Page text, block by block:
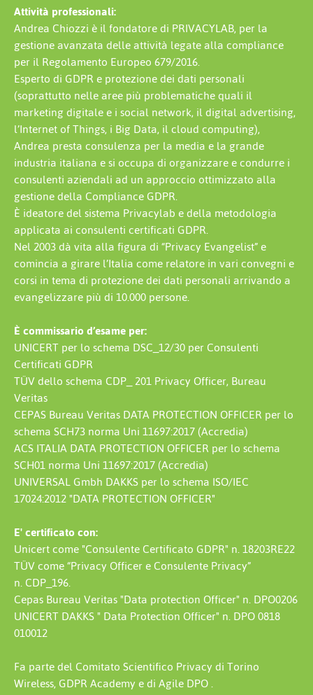
Attività professionali:
Andrea Chiozzi è il fondatore di PRIVACYLAB, per la
gestione avanzata delle attività legate alla compliance
per il Regolamento Europeo 679/2016.
Esperto di GDPR e protezione dei dati personali
(soprattutto nelle aree più problematiche quali il
marketing digitale e i social network, il digital advertising,
l’Internet of Things, i Big Data, il cloud computing),
Andrea presta consulenza per la media e la grande
industria italiana e si occupa di organizzare e condurre i
consulenti aziendali ad un approccio ottimizzato alla
gestione della Compliance GDPR.
È ideatore del sistema Privacylab e della metodologia
applicata ai consulenti certificati GDPR.
Nel 2003 dà vita alla figura di “Privacy Evangelist” e
comincia a girare l’Italia come relatore in vari convegni e
corsi in tema di protezione dei dati personali arrivando a
evangelizzare più di 10.000 persone.
È commissario d’esame per:
UNICERT per lo schema DSC_12/30 per Consulenti
Certificati GDPR
TÜV dello schema CDP_ 201 Privacy Officer, Bureau
Veritas
CEPAS Bureau Veritas DATA PROTECTION OFFICER per lo
schema SCH73 norma Uni 11697:2017 (Accredia)
ACS ITALIA DATA PROTECTION OFFICER per lo schema
SCH01 norma Uni 11697:2017 (Accredia)
UNIVERSAL Gmbh DAKKS per lo schema ISO/IEC
17024:2012 "DATA PROTECTION OFFICER"
E' certificato con:
Unicert come "Consulente Certificato GDPR" n. 18203RE22
TÜV come “Privacy Officer e Consulente Privacy”
n. CDP_196.
Cepas Bureau Veritas "Data protection Officer" n. DPO0206
UNICERT DAKKS " Data Protection Officer" n. DPO 0818
010012
Fa parte del Comitato Scientifico Privacy di Torino
Wireless, GDPR Academy e di Agile DPO .